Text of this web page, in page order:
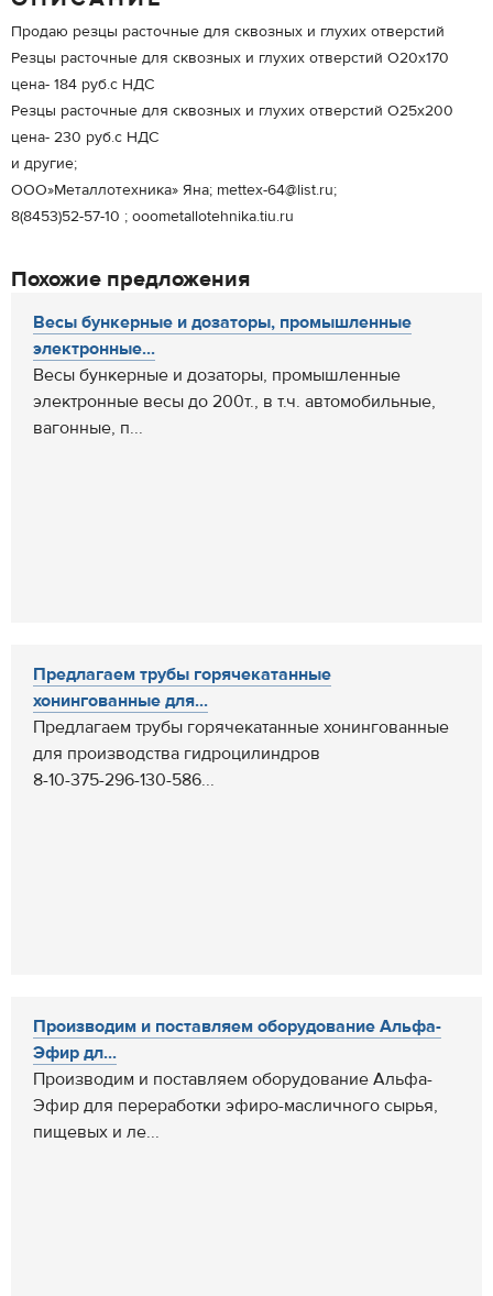
Продаю резцы расточные для сквозных и глухих отверстий
Резцы расточные для сквозных и глухих отверстий O20x170
цена- 184 руб.с НДС
Резцы расточные для сквозных и глухих отверстий O25x200
цена- 230 руб.с НДС
и другие;
ООО»Металлотехника» Яна; mettex-64@list.ru;
8(8453)52-57-10 ; ooometallotehnika.tiu.ru
Похожие предложения
Весы бункерные и дозаторы, промышленные
электронные...
Весы бункерные и дозаторы, промышленные
электронные весы до 200т., в т.ч. автомобильные,
вагонные, п...
Предлагаем трубы горячекатанные
хонингованные для...
Предлагаем трубы горячекатанные хонингованные
для производства гидроцилиндров
8-10-375-296-130-586...
Производим и поставляем оборудование Альфа-
Эфир дл...
Производим и поставляем оборудование Альфа-
Эфир для переработки эфиро-масличного сырья,
пищевых и ле...